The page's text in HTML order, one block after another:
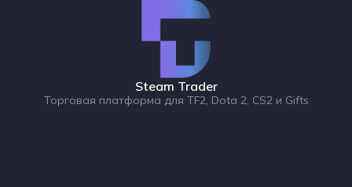
Steam Trader
Торговая платформа для TF2, Dota 2, CS2 и Gifts